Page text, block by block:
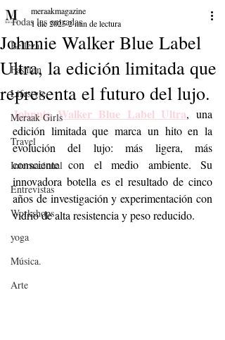
Todas las entradas
Belleza
Fashion
Lifestyle
Meraak Girls
Travel
Internacional
Entrevistas
Workshops
yoga
Música.
Arte
Johnnie Walker Blue Label
Ultra, la edición limitada que
representa el futuro del lujo.
meraakmagazine
1 dic 20252 min de lectura
Johnnie Walker Blue Label Ultra, una
edición limitada que marca un hito en la
evolución del lujo: más ligera, más
consciente con el medio ambiente. Su
innovadora botella es el resultado de cinco
años de investigación y experimentación con
vidrio de alta resistencia y peso reducido.